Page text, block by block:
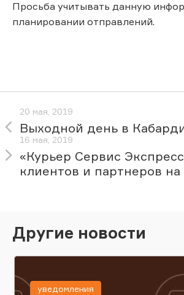
Просьба учитывать данную
планировании отправлений.
20 мая, 2019
Выходной день в
16 мая, 2019
«Курьер Сервис
клиентов и партнеров на
Другие новости
уведомления